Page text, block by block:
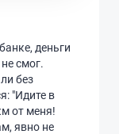
деньги
смог.
без
"Идите в
от меня!
явно не